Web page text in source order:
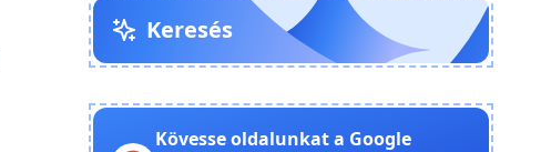
Keresés
Kövesse oldalunkat a Google